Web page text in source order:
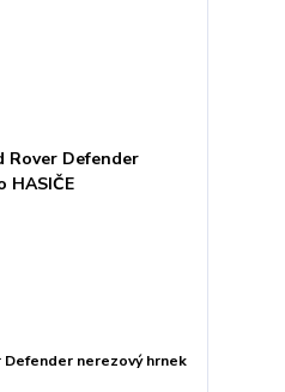
Defender nerezový hrnek